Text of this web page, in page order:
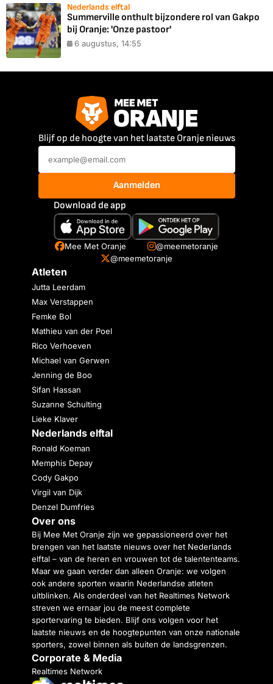
Nederlands elftal
Summerville onthult bijzondere rol van Gakpo
bij Oranje: 'Onze pastoor'
6 augustus, 14:55
Blijf op de hoogte van het laatste Oranje nieuws
Aanmelden
Download de app
Mee Met Oranje
@meemetoranje
@meemetoranje
Atleten
Jutta Leerdam
Max Verstappen
Femke Bol
Mathieu van der Poel
Rico Verhoeven
Michael van Gerwen
Jenning de Boo
Sifan Hassan
Suzanne Schulting
Lieke Klaver
Nederlands elftal
Ronald Koeman
Memphis Depay
Cody Gakpo
Virgil van Dijk
Denzel Dumfries
Over ons
Bij Mee Met Oranje zijn we gepassioneerd over het
brengen van het laatste nieuws over het Nederlands
elftal – van de heren en vrouwen tot de talententeams.
Maar we gaan verder dan alleen Oranje: we volgen
ook andere sporten waarin Nederlandse atleten
uitblinken. Als onderdeel van het Realtimes Network
streven we ernaar jou de meest complete
sportervaring te bieden. Blijf ons volgen voor het
laatste nieuws en de hoogtepunten van onze nationale
sporters, zowel binnen als buiten de landsgrenzen.
Corporate & Media
Realtimes Network